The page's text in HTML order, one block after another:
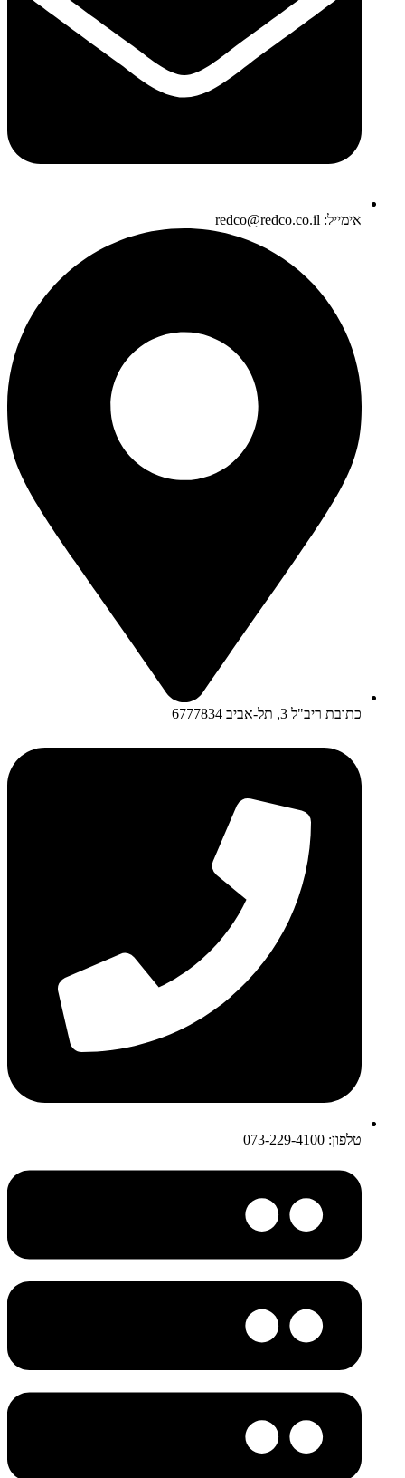
אימייל: redco@redco.co.il
כתובת ריב"ל 3, תל-אביב 6777834
טלפון: 073-229-4100